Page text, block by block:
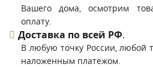
Вашего дома, осмотрим
оплату.
Доставка по всей РФ.
В любую точку России, любой
наложенным платежом.